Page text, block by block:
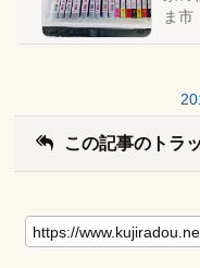
ま市
この記事のトラ